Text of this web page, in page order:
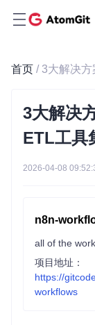
首页 / 3大解决
3大解决
ETL工具
2026-04-08
n8n-
项目地址：
https://
workflows